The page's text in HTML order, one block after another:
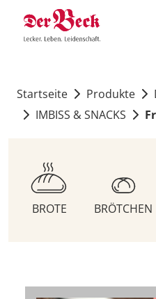
Startseite Produkte
IMBISS & SNACKS
BROTE BRÖTCHEN